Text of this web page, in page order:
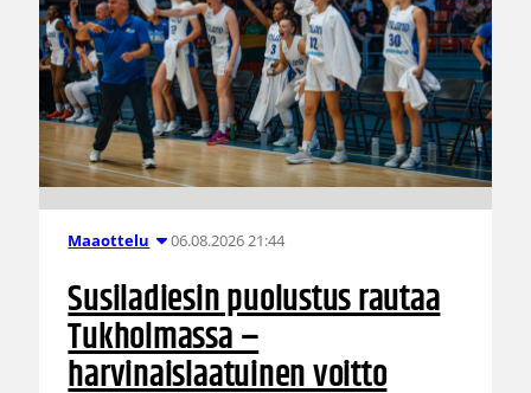
Maaottelu 06.08.2026 21:44
Susiladiesin puolustus rautaa
Tukholmassa –
harvinaislaatuinen voitto